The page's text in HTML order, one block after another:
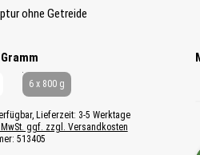
ohne Getreide
auswählen
6 x 800 g
Lieferzeit: 3-5 Werktage
ggf. zzgl. Versandkosten
513405